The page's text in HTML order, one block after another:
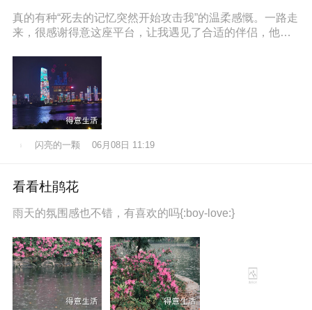
真的有种“死去的记忆突然开始攻击我”的温柔感慨。一路走
来，很感谢得意这座平台，让我遇见了合适的伴侣，他也
闪亮的一颗 06月08日 11:19
看看杜鹃花
雨天的氛围感也不错，有喜欢的吗{:boy-love:}